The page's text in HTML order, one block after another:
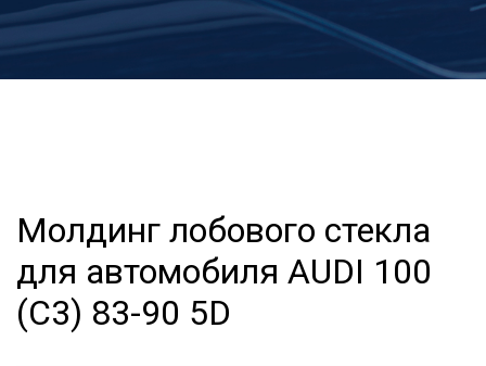
Молдинг лобового стекла
для автомобиля AUDI 100
(C3) 83-90 5D